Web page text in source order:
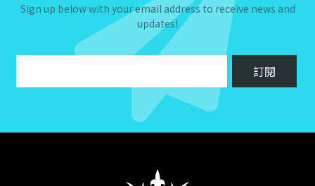
Sign up below with your email address to receive news and
updates!